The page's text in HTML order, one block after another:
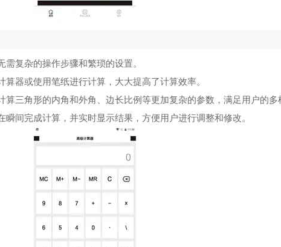
复杂的操作步骤和繁琐的设置。
器或使用笔纸进行计算，大大提高了计算效率。
三角形的内角和外角、边长比例等更加复杂的参数，满足用户的多
间完成计算，并实时显示结果，方便用户进行调整和修改。